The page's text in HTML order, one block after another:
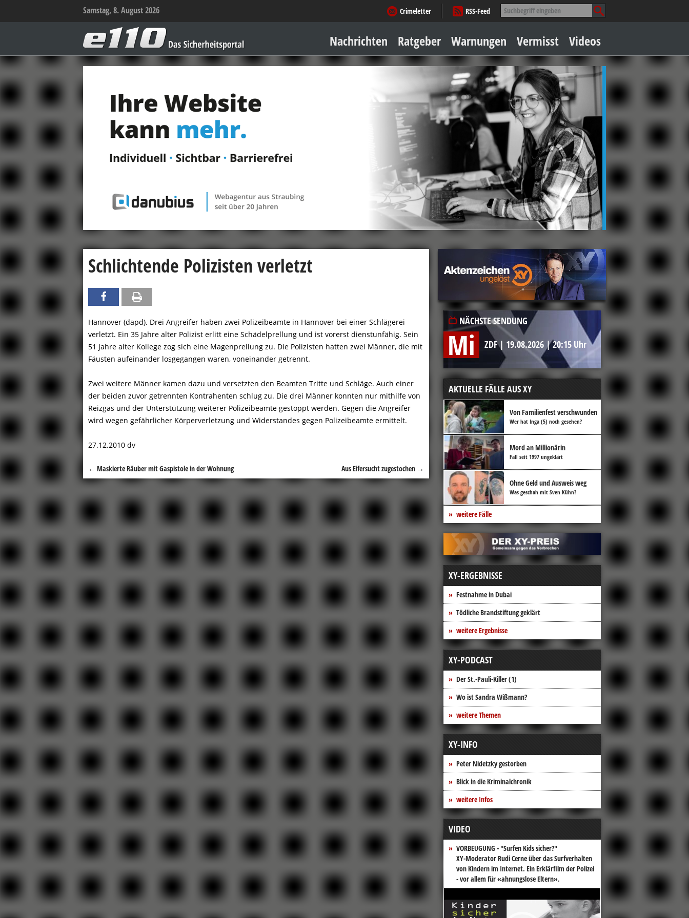
Samstag, 8. August 2026 Suche
nach:
Crimeletter
RSS-Feed
–
Das
Sicherheitsportal
Inhalt
springen
Nachrichten Ratgeber
Sicher zu Hause
Geld & Einkauf
Amore & mehr
Mobiles Leben
Arbeitsleben
Warnungen Vermisst Videos
Schlichtende Polizisten verletzt
Hannover (dapd). Drei Angreifer haben zwei Polizeibeamte in Hannover bei einer Schlägerei
verletzt. Ein 35 Jahre alter Polizist erlitt eine Schädelprellung und ist vorerst dienstunfähig. Sein
51 Jahre alter Kollege zog sich eine Magenprellung zu. Die Polizisten hatten zwei Männer, die mit
Fäusten aufeinander losgegangen waren, voneinander getrennt.
Zwei weitere Männer kamen dazu und versetzten den Beamten Tritte und Schläge. Auch einer
der beiden zuvor getrennten Kontrahenten schlug zu. Die drei Männer konnten nur mithilfe von
Reizgas und der Unterstützung weiterer Polizeibeamte gestoppt werden. Gegen die Angreifer
wird wegen gefährlicher Körperverletzung und Widerstandes gegen Polizeibeamte ermittelt.
27.12.2010 dv
Beitragsnavigation
← Maskierte Räuber mit Gaspistole in der Wohnung Aus Eifersucht zugestochen →
NÄCHSTE SENDUNG
Mi ZDF| 19.08.2026 |20:15 Uhr
AKTUELLE FÄLLE AUS XY
Von Familienfest verschwunden
Wer hat Inga (5) noch gesehen?
Mord an Millionärin
Fall seit 1997 ungeklärt
Ohne Geld und Ausweis weg
Was geschah mit Sven Kühn?
weitere Fälle
XY-ERGEBNISSE
Festnahme in Dubai
Tödliche Brandstiftung geklärt
weitere Ergebnisse
XY-PODCAST
Der St.-Pauli-Killer (1)
Wo ist Sandra Wißmann?
weitere Themen
XY-INFO
Peter Nidetzky gestorben
Blick in die Kriminalchronik
weitere Infos
VIDEO
VORBEUGUNG - "Surfen Kids sicher?"
XY-Moderator Rudi Cerne über das Surfverhalten
von Kindern im Internet. Ein Erklärfilm der Polizei
- vor allem für «ahnungslose Eltern».
Video-
Player